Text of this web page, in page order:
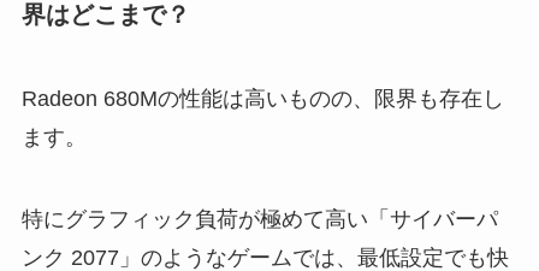
界はどこまで？
Radeon 680Mの性能は高いものの、限界も存在し
ます。
特にグラフィック負荷が極めて高い「サイバーパ
ンク 2077」のようなゲームでは、最低設定でも快